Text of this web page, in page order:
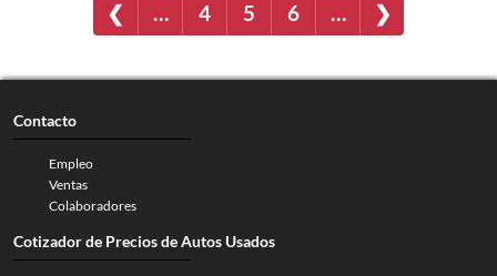
❮ … 4 5 6 … ❯
Contacto
Empleo
Ventas
Colaboradores
Cotizador de Precios de Autos Usados